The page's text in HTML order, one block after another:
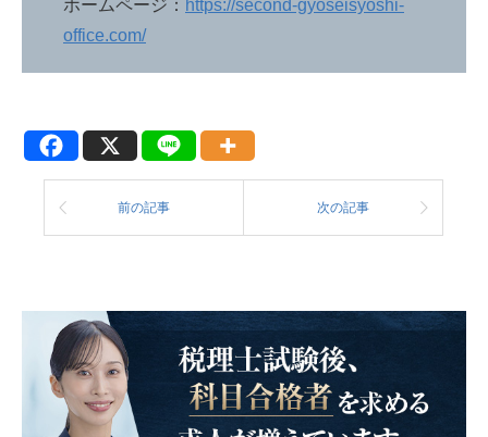
ホームページ： https://second-gyoseisyoshi-
office.com/
前の記事 次の記事